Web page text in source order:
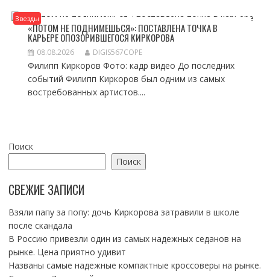
Звезды
«ПОТОМ НЕ ПОДНИМЕШЬСЯ»: ПОСТАВЛЕНА ТОЧКА В
КАРЬЕРЕ ОПОЗОРИВШЕГОСЯ КИРКОРОВА
08.08.2026 DIGIS567COPE
Филипп Киркоров Фото: кадр видео До последних
событий Филипп Киркоров был одним из самых
востребованных артистов....
Поиск
Поиск
СВЕЖИЕ ЗАПИСИ
Взяли папу за попу: дочь Киркорова затравили в школе
после скандала
В Россию привезли один из самых надежных седанов на
рынке. Цена приятно удивит
Названы самые надежные компактные кроссоверы на рынке.